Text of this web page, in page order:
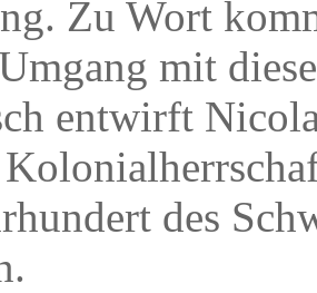
Zu Wort
mit
entwirft
des